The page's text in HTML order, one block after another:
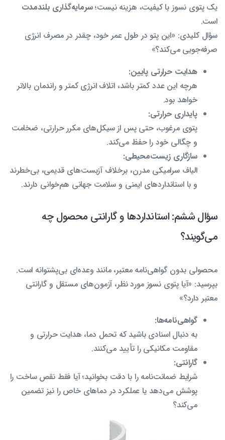
یک پتوی نسوز با کیفیت، هزینه نیست؛سرمایه‌گذاری بلندمدت
است.
سؤال کلیدی: «این پتو در طول عمر خود، چقدر در مصرف انرژی
صرفه‌جویی می‌کند؟»
هدایت حرارتی پایین:
هرچه این عدد کمتر باشد، اتلاف انرژی کمتر و راندمان بالاتر
خواهد بود.
پایداری حرارتی:
پتوی مرغوب، حتی پس از سیکل‌های مکرر حرارتی، ضخامت
و چگالی خود را حفظ می‌کند.
سازگاری زیست‌محیطی:
الیاف سرامیکی مدرن، برخلاف آزبست‌های قدیمی، بی‌خطرند
و با استانداردهای ایمنی و سلامت جهانی هم‌خوانی دارند.
سؤال ششم: استانداردها و گارانتی محصول چه
می‌گویند؟
محصولی بدون گواهی‌نامه معتبر، مانند وعده‌ای بی‌پشتوانه است.
بپرسید: «آیا پتوی نسوز مورد نظر، آزمون‌های مستقل و گارانتی
معتبر دارد؟»
گواهی‌نامه‌ها:
به دنبال اسنادی باشید که تحمل دما، هدایت حرارتی و
مقاومت مکانیکی را تأیید می‌کنند.
گارانتی:
شرایط ضمانت‌نامه را با دقت بخوانید؛ آیا فقط نقص ساخت را
پوشش می‌دهد یا عملکرد در دماهای خاص را نیز تضمین
می‌کند؟